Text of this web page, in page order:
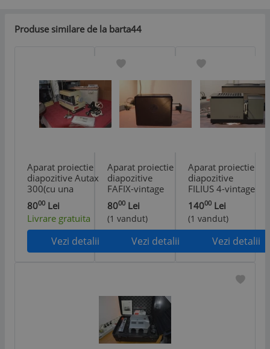
Produse similare de la barta44
Aparat proiectie
diapozitive Autax
300(cu una
problema)
8000 Lei
Livrare gratuita
Vezi detalii
Aparat proiectie
diapozitive
FAFIX-vintage
8000 Lei
(1 vandut)
Vezi detalii
Aparat proiectie
diapozitive
FILIUS 4-vintage
14000Lei
(1 vandut)
Vezi detalii